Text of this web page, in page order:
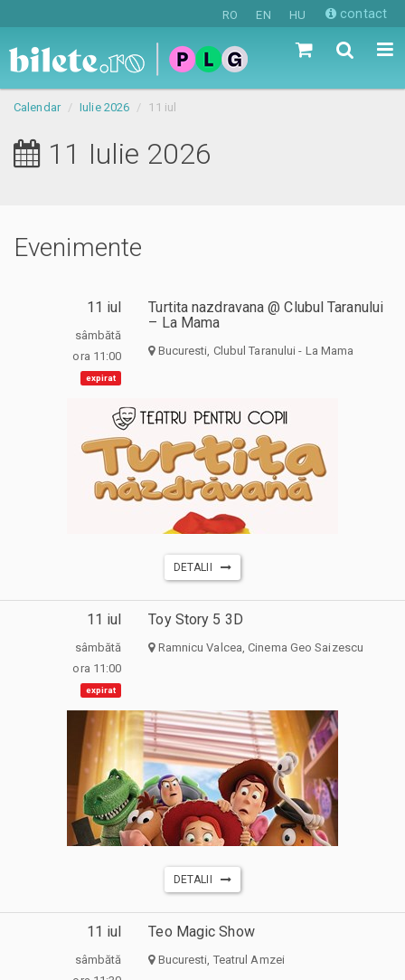
RO EN HU contact
Calendar Iulie 2026 11 iul
11 Iulie 2026
Evenimente
11 iul
sâmbătă
ora 11:00
expirat
Turtita nazdravana @ Clubul Taranului
– La Mama
Bucuresti, Clubul Taranului - La Mama
DETALII
11 iul
sâmbătă
ora 11:00
expirat
Toy Story 5 3D
Ramnicu Valcea, Cinema Geo Saizescu
DETALII
11 iul
sâmbătă
Teo Magic Show
Bucuresti, Teatrul Amzei